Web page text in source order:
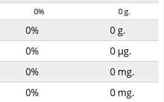
0% 0g.
0% 0 g.
0% 0 µg.
0% 0 mg.
0% 0 mg.